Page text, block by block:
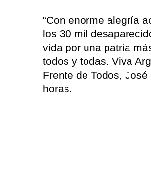
“Con enorme alegría
los 30 mil
vida por una patria
todos y todas. Viva
Frente de Todos,
horas.